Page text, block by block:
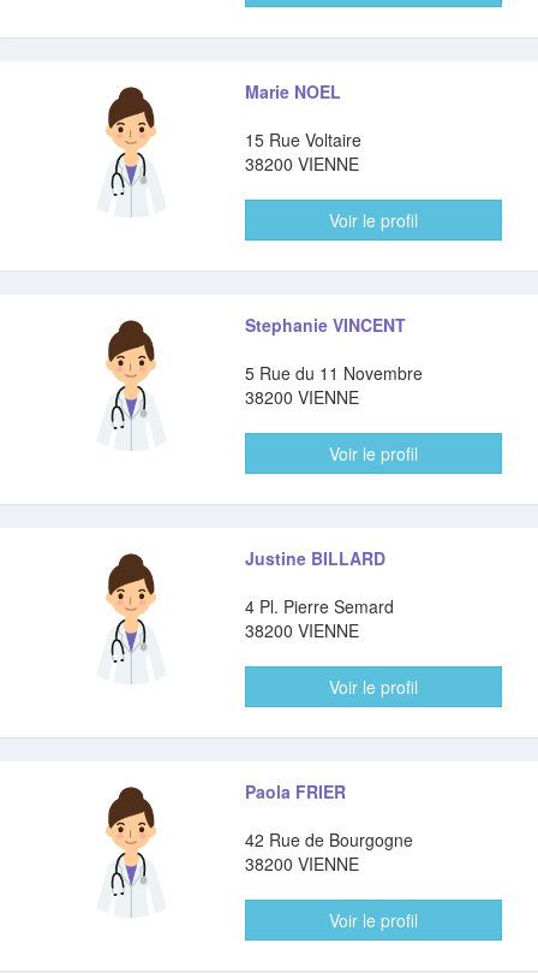
Marie NOEL
15 Rue Voltaire
38200 VIENNE
Voir le profil
Stephanie VINCENT
5 Rue du 11 Novembre
38200 VIENNE
Voir le profil
Justine BILLARD
4 Pl. Pierre Semard
38200 VIENNE
Voir le profil
Paola FRIER
42 Rue de Bourgogne
38200 VIENNE
Voir le profil